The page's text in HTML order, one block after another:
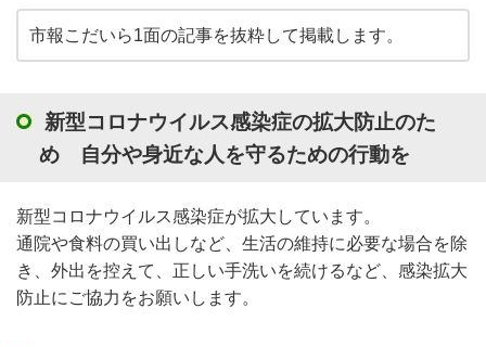
市報こだいら1面の記事を抜粋して掲載します。
新型コロナウイルス感染症の拡大防止のた
め 自分や身近な人を守るための行動を
新型コロナウイルス感染症が拡大しています。
通院や食料の買い出しなど、生活の維持に必要な場合を除
き、外出を控えて、正しい手洗いを続けるなど、感染拡大
防止にご協力をお願いします。